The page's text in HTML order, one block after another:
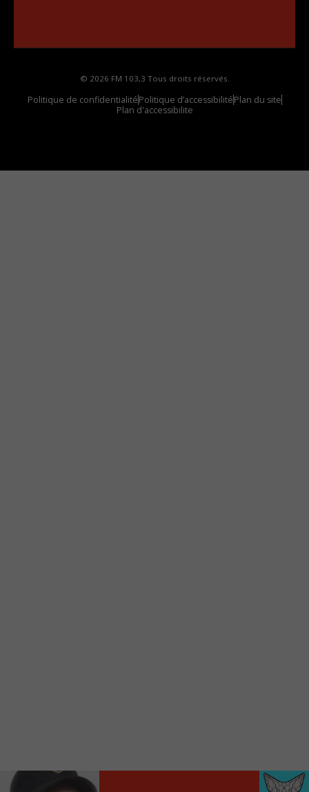
© 2026 FM 103,3 Tous droits réservés.
Politique de confidentialitéPolitique d’accessibilitéPlan du site
Plan d'accessibilite
00:00